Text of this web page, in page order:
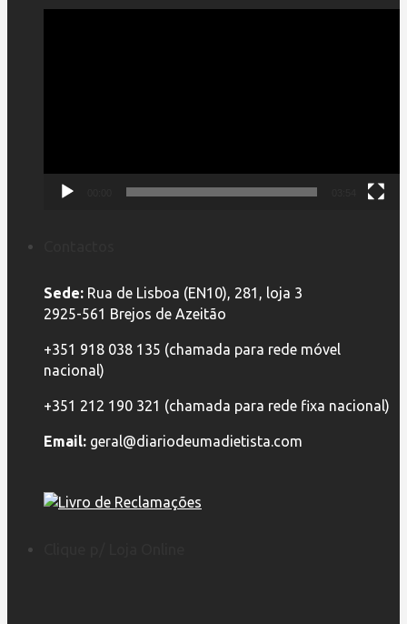
Sede: Rua de Lisboa (EN10), 281, loja 3
2925-561 Brejos de Azeitão
+351 918 038 135 (chamada para rede móvel
nacional)
+351 212 190 321 (chamada para rede fixa nacional)
Email: geral@diariodeumadietista.com